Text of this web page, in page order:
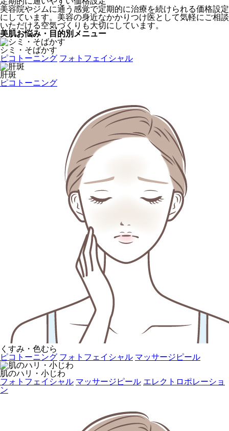
美容院やジムに通う感覚で定期的に治療を続けられる価格設定
にしています。美容の身近なかかりつけ医として気軽にご相談
いただける空気づくりも大切にしています。
美肌お悩み・目的別メニュー
シミ・そばかす
ピコトーニング フォトフェイシャル
肝斑
ピコトーニング
くすみ・色むら
ピコトーニング フォトフェイシャル マッサージピール
肌のハリ・小じわ
フォトフェイシャル マッサージピール エレクトロポレーショ
ン